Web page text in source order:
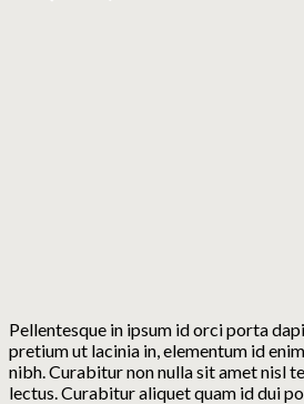
Pellentesque in ipsum id orci porta
pretium ut lacinia in, elementum id
nibh. Curabitur non nulla sit amet nisl
lectus. Curabitur aliquet quam id dui